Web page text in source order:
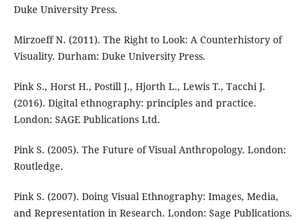
Duke University Press.
Mirzoeff N. (2011). The Right to Look: A Counterhistory of
Visuality. Durham: Duke University Press.
Pink S., Horst H., Postill J., Hjorth L., Lewis T., Tacchi J.
(2016). Digital ethnography: principles and practice.
London: SAGE Publications Ltd.
Pink S. (2005). The Future of Visual Anthropology. London:
Routledge.
Pink S. (2007). Doing Visual Ethnography: Images, Media,
and Representation in Research. London: Sage Publications.